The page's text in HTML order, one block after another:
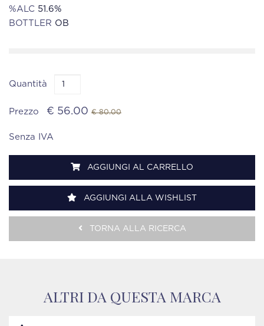
%ALC 51.6%
BOTTLER OB
Quantità
Prezzo € 56.00 € 80.00
Senza IVA
AGGIUNGI AL CARRELLO
AGGIUNGI ALLA WISHLIST
TORNA ALLA RICERCA
ALTRI DA QUESTA MARCA